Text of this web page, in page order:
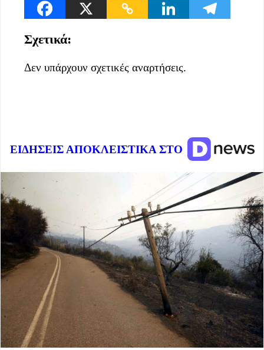
Σχετικά:
Δεν υπάρχουν σχετικές αναρτήσεις.
ΕΙΔΗΣΕΙΣ ΑΠΟΚΛΕΙΣΤΙΚΑ ΣΤΟ